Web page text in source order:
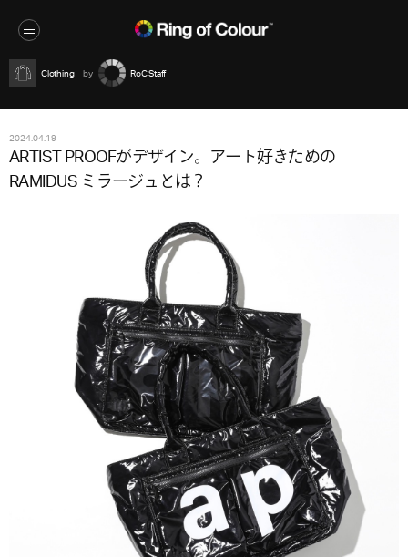
Clothing RoC Staff
2024.04.19
ARTIST PROOFがデザイン。アート好きための
RAMIDUS ミラージュとは？